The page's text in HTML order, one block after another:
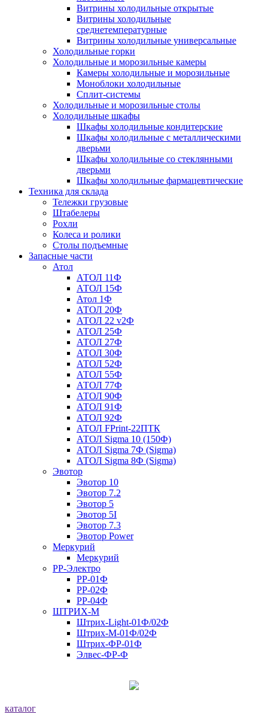
Витрины холодильные открытые
Витрины холодильные
среднетемпературные
Витрины холодильные универсальные
Холодильные горки
Холодильные и морозильные камеры
Камеры холодильные и морозильные
Моноблоки холодильные
Сплит-системы
Холодильные и морозильные столы
Холодильные шкафы
Шкафы холодильные кондитерские
Шкафы холодильные с металлическими
дверьми
Шкафы холодильные со стеклянными
дверьми
Шкафы холодильные фармацевтические
Техника для склада
Тележки грузовые
Штабелеры
Рохли
Колеса и ролики
Столы подъемные
Запасные части
Атол
АТОЛ 11Ф
АТОЛ 15Ф
Атол 1Ф
АТОЛ 20Ф
АТОЛ 22 v2Ф
АТОЛ 25Ф
АТОЛ 27Ф
АТОЛ 30Ф
АТОЛ 52Ф
АТОЛ 55Ф
АТОЛ 77Ф
АТОЛ 90Ф
АТОЛ 91Ф
АТОЛ 92Ф
АТОЛ FPrint-22ПТК
АТОЛ Sigma 10 (150Ф)
АТОЛ Sigma 7Ф (Sigma)
АТОЛ Sigma 8Ф (Sigma)
Эвотор
Эвотор 10
Эвотор 7.2
Эвотор 5
Эвотор 5I
Эвотор 7.3
Эвотор Power
Меркурий
Меркурий
РР-Электро
РР-01Ф
РР-02Ф
РР-04Ф
ШТРИХ-М
Штрих-Light-01Ф/02Ф
Штрих-М-01Ф/02Ф
Штрих-ФР-01Ф
Элвес-ФР-Ф
каталог